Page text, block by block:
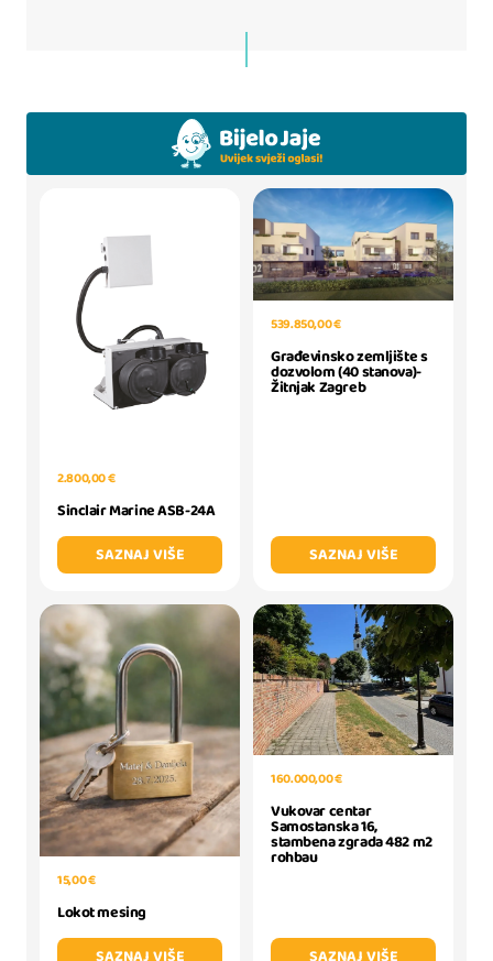
2.800,00 €
Sinclair Marine ASB-24A
SAZNAJ VIŠE
539.850,00 €
Građevinsko zemljište s
dozvolom (40 stanova)-
Žitnjak Zagreb
SAZNAJ VIŠE
15,00 €
Lokot mesing
160.000,00 €
Vukovar centar
Samostanska 16,
stambena zgrada 482 m2
rohbau